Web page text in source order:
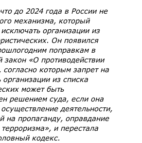
до 2024 года в России не
механизма, который
организации из
Он появился
поправкам в
закон «О противодействии
согласно которым запрет на
организации из списка
может быть
решением суда, если она
деятельности,
на пропаганду, оправдание
и перестала
кодекс.